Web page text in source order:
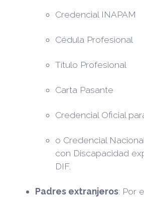
Credencial INAPAM
Cédula Profesional
Título Profesional
Carta Pasante
Credencial Oficial
o Credencial
con Discapacidad
DIF.
Padres extranjeros: Por